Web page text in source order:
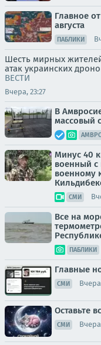
Главное
августа
ПАБЛИКИ
Шесть мирных
атак украинских
ВЕСТИ
Вчера, 23:27
В
массовый
Минус 40
военный
военному
СМИ
Все на
ПАБЛИКИ
Главные
СМИ
Оставьте
СМИ